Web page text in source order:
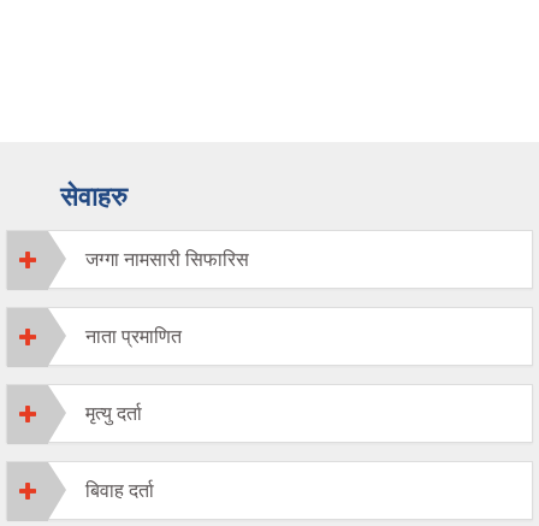
सेवाहरु
जग्गा नामसारी सिफारिस
नाता प्रमाणित
मृत्यु दर्ता
बिवाह दर्ता